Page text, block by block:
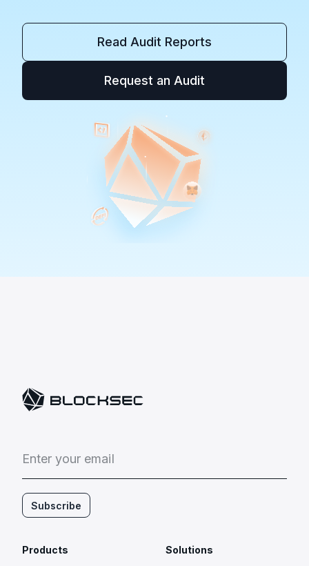
Read Audit Reports
Request an Audit
Enter your email
Subscribe
Products
Solutions